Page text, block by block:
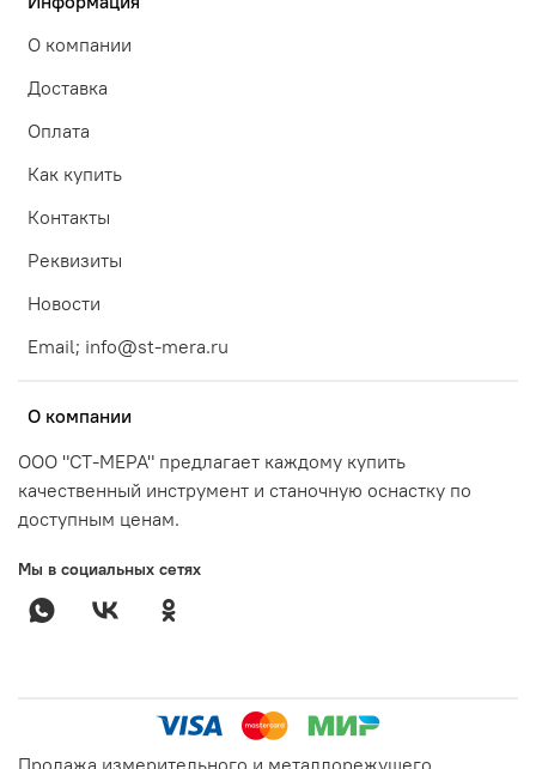
О компании
Доставка
Оплата
Как купить
Контакты
Реквизиты
Новости
Email; info@st-mera.ru
О компании
ООО "СТ-МЕРА" предлагает каждому купить
качественный инструмент и станочную оснастку по
доступным ценам.
Мы в социальных сетях